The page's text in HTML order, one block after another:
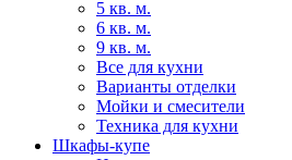
5 кв. м.
6 кв. м.
9 кв. м.
Все для кухни
Варианты отделки
Мойки и смесители
Техника для кухни
Шкафы-купе